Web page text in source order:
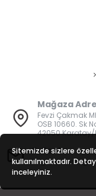
Mağaza
Fevzi Çakmak
OSB 10660. Sk
42050
E-Posta
Sitemizde sizlere
kullanılmaktadır.
inceleyiniz.